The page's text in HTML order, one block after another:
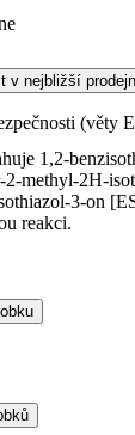
v nejbližší
(věty
1,2-
2-methyl-2H-
3-on
reakci.